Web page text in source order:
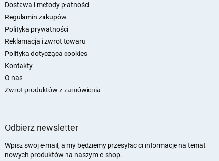
Dostawa i metody płatności
Regulamin zakupów
Polityka prywatności
Reklamacja i zwrot towaru
Polityka dotycząca cookies
Kontakty
O nas
Zwrot produktów z zamówienia
Odbierz newsletter
Wpisz swój e-mail, a my będziemy przesyłać ci informacje na temat
nowych produktów na naszym e-shop.